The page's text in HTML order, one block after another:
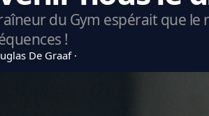
du Gym espérait que
!
De Graaf